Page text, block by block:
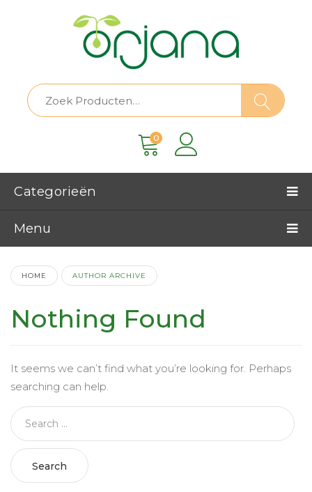
0
Categorieën
Menu
HOME AUTHOR ARCHIVE
Nothing Found
It seems we can’t find what you’re looking for. Perhaps
searching can help.
Search